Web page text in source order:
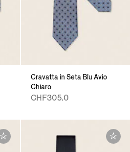
Cravatta in Seta Blu Avio
Chiaro
CHF305.0